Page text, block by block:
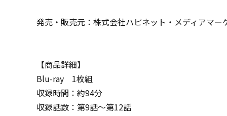
発売・販売元：株式会社ハピネット・メディアマー
【商品詳細】
Blu-ray 1枚組
収録時間：約94分
収録話数：第9話～第12話